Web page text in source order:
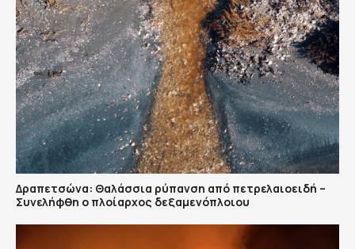
Δραπετσώνα: Θαλάσσια ρύπανση από πετρελαιοειδή –
Συνελήφθη ο πλοίαρχος δεξαμενόπλοιου